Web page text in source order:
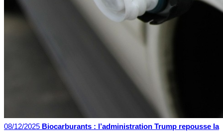
08/12/2025 Biocarburants : l’administration Trump repousse la